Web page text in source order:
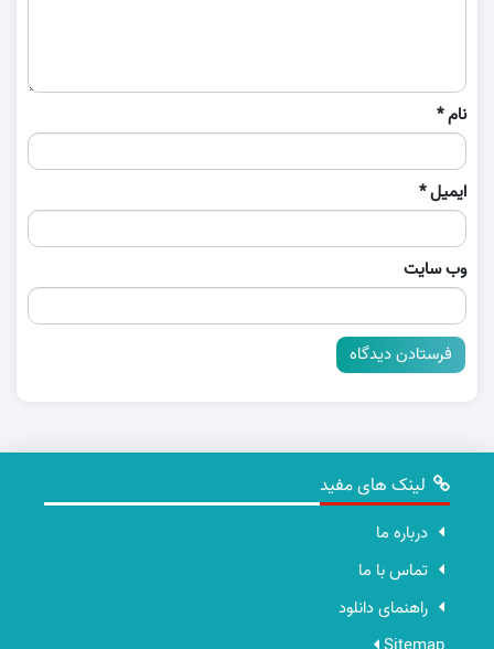
نام*
ایمیل*
وب‌ سایت
لینک های مفید
درباره ما
تماس با ما
راهنمای دانلود